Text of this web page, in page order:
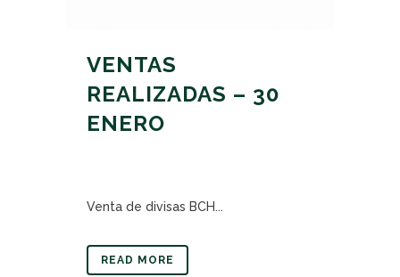
VENTAS
REALIZADAS – 30
ENERO
Venta de divisas BCH...
READ MORE